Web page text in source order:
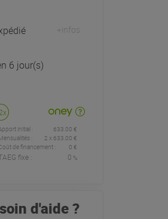
+infos
6 jour(s)
initial :
633.00 €
:
2 x 633.00 €
de financement :
0 €
fixe : 0 %
d'aide ?